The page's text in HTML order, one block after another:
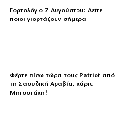
Εορτολόγιο 7 Αυγούστου: Δείτε
ποιοι γιορτάζουν σήμερα
Φέρτε πίσω τώρα τους Patriot από
τη Σαουδική Αραβία, κύριε
Μητσοτάκη!